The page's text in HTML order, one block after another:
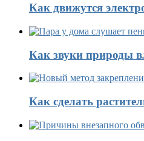
Как движутся
Как звуки природы
Как сделать